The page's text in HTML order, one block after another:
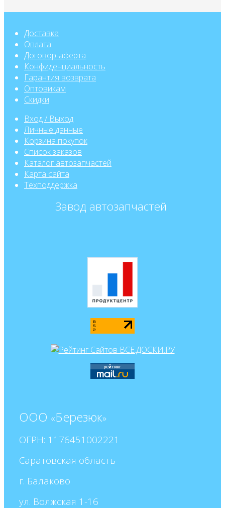
Доставка
Оплата
Договор-аферта
Конфиденциальность
Гарантия возврата
Оптовикам
Скидки
Вход / Выход
Личные данные
Корзина покупок
Список заказов
Каталог автозапчастей
Карта сайта
Техподдержка
Завод автозапчастей
ООО «Березюк»
ОГРН: 1176451002221
Саратовская область
г. Балаково
ул. Волжская 1-16